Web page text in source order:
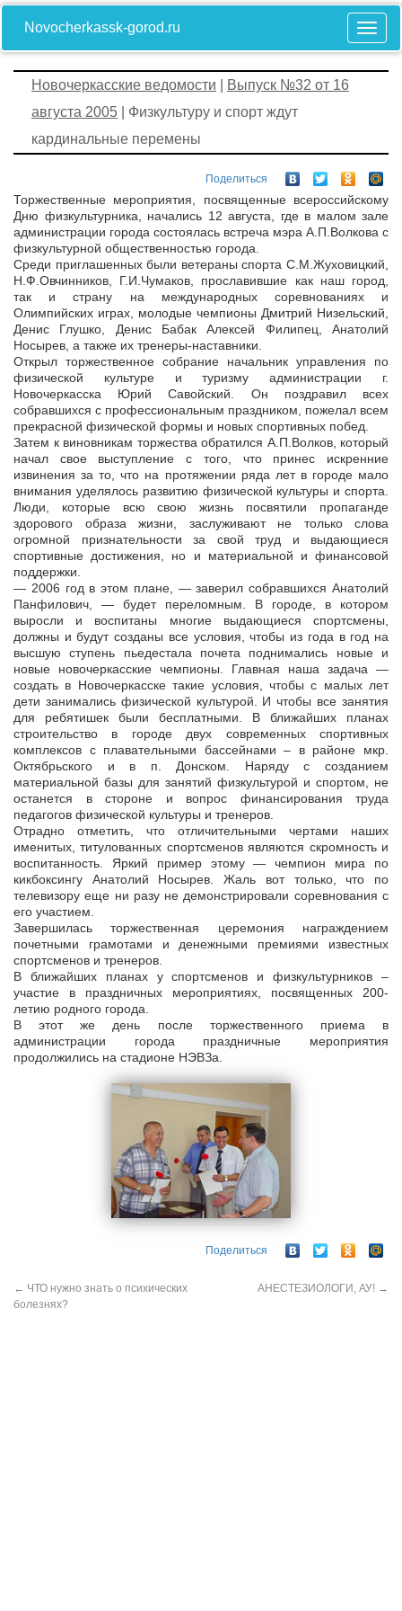
Novocherkassk-gorod.ru
Новочеркасские ведомости
Выпуск №32 от 16
августа 2005 | Физкультуру и спорт ждут
кардинальные перемены
Поделиться
Торжественные мероприятия, посвященные всероссийскому
Дню физкультурника, начались 12 августа, где в малом зале
администрации города состоялась встреча мэра А.П.Волкова с
физкультурной общественностью города.
Среди приглашенных были ветераны спорта С.М.Жуховицкий,
Н.Ф.Овчинников, Г.И.Чумаков, прославившие как наш город,
так и страну на международных соревнованиях и
Олимпийских играх, молодые чемпионы Дмитрий Низельский,
Денис Глушко, Денис Бабак Алексей Филипец, Анатолий
Носырев, а также их тренеры-наставники.
Открыл торжественное собрание начальник управления по
физической культуре и туризму администрации г.
Новочеркасска Юрий Савойский. Он поздравил всех
собравшихся с профессиональным праздником, пожелал всем
прекрасной физической формы и новых спортивных побед.
Затем к виновникам торжества обратился А.П.Волков, который
начал свое выступление с того, что принес искренние
извинения за то, что на протяжении ряда лет в городе мало
внимания уделялось развитию физической культуры и спорта.
Люди, которые всю свою жизнь посвятили пропаганде
здорового образа жизни, заслуживают не только слова
огромной признательности за свой труд и выдающиеся
спортивные достижения, но и материальной и финансовой
поддержки.
— 2006 год в этом плане, — заверил собравшихся Анатолий
Панфилович, — будет переломным. В городе, в котором
выросли и воспитаны многие выдающиеся спортсмены,
должны и будут созданы все условия, чтобы из года в год на
высшую ступень пьедестала почета поднимались новые и
новые новочеркасские чемпионы. Главная наша задача —
создать в Новочеркасске такие условия, чтобы с малых лет
дети занимались физической культурой. И чтобы все занятия
для ребятишек были бесплатными. В ближайших планах
строительство в городе двух современных спортивных
комплексов с плавательными бассейнами – в районе мкр.
Октябрьского и в п. Донском. Наряду с созданием
материальной базы для занятий физкультурой и спортом, не
останется в стороне и вопрос финансирования труда
педагогов физической культуры и тренеров.
Отрадно отметить, что отличительными чертами наших
именитых, титулованных спортсменов являются скромность и
воспитанность. Яркий пример этому — чемпион мира по
кикбоксингу Анатолий Носырев. Жаль вот только, что по
телевизору еще ни разу не демонстрировали соревнования с
его участием.
Завершилась торжественная церемония награждением
почетными грамотами и денежными премиями известных
спортсменов и тренеров.
В ближайших планах у спортсменов и физкультурников –
участие в праздничных мероприятиях, посвященных 200-
летию родного города.
В этот же день после торжественного приема в
администрации города праздничные мероприятия
продолжились на стадионе НЭВЗа.
Поделиться
← ЧТО нужно знать о психических
болезнях?
АНЕСТЕЗИОЛОГИ, АУ! →